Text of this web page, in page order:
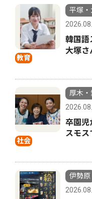
教育
平塚
韓国
大塚さ
社会
厚木・
卒園
スモス
伊勢原